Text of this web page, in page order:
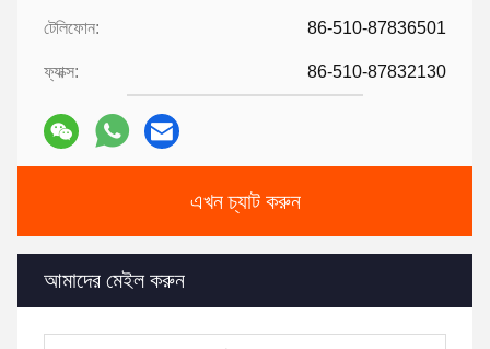
টেলিফোন: 86-510-87836501
ফ্যাক্স: 86-510-87832130
এখন চ্যাট করুন
আমাদের মেইল ​​করুন